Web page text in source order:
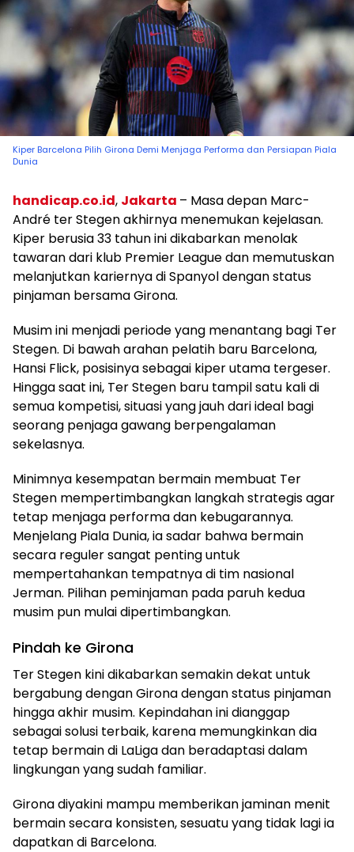
Kiper Barcelona Pilih Girona Demi Menjaga Performa dan Persiapan Piala
Dunia
handicap.co.id, Jakarta – Masa depan Marc-
André ter Stegen akhirnya menemukan kejelasan.
Kiper berusia 33 tahun ini dikabarkan menolak
tawaran dari klub Premier League dan memutuskan
melanjutkan kariernya di Spanyol dengan status
pinjaman bersama Girona.
Musim ini menjadi periode yang menantang bagi Ter
Stegen. Di bawah arahan pelatih baru Barcelona,
Hansi Flick, posisinya sebagai kiper utama tergeser.
Hingga saat ini, Ter Stegen baru tampil satu kali di
semua kompetisi, situasi yang jauh dari ideal bagi
seorang penjaga gawang berpengalaman
sekelasnya.
Minimnya kesempatan bermain membuat Ter
Stegen mempertimbangkan langkah strategis agar
tetap menjaga performa dan kebugarannya.
Menjelang Piala Dunia, ia sadar bahwa bermain
secara reguler sangat penting untuk
mempertahankan tempatnya di tim nasional
Jerman. Pilihan peminjaman pada paruh kedua
musim pun mulai dipertimbangkan.
Pindah ke Girona
Ter Stegen kini dikabarkan semakin dekat untuk
bergabung dengan Girona dengan status pinjaman
hingga akhir musim. Kepindahan ini dianggap
sebagai solusi terbaik, karena memungkinkan dia
tetap bermain di LaLiga dan beradaptasi dalam
lingkungan yang sudah familiar.
Girona diyakini mampu memberikan jaminan menit
bermain secara konsisten, sesuatu yang tidak lagi ia
dapatkan di Barcelona.